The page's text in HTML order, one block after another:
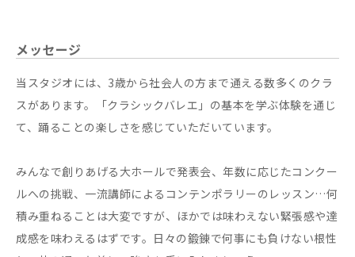
メッセージ
当スタジオには、3歳から社会人の方まで通える数多くのクラ
スがあります。「クラシックバレエ」の基本を学ぶ体験を通じ
て、踊ることの楽しさを感じていただいています。
みんなで創りあげる大ホールで発表会、年数に応じたコンクー
ルへの挑戦、一流講師によるコンテンポラリーのレッスン…何
積み重ねることは大変ですが、ほかでは味わえない緊張感や達
成感を味わえるはずです。日々の鍛錬で何事にも負けない根性